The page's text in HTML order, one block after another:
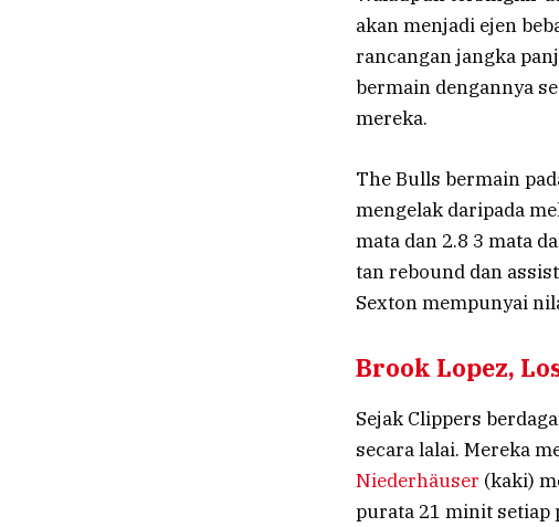
akan menjadi ejen
rancangan jangka
bermain dengannya
mereka.
The Bulls bermain
mengelak daripada
mata dan 2.8 3 mata
tan rebound dan
Sexton mempunyai
Brook Lopez,
Sejak Clippers
secara lalai. Mereka
Niederhäuser (kaki)
purata 21 minit setiap